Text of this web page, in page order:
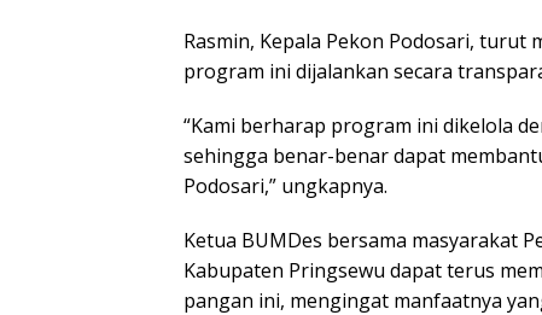
Rasmin, Kepala Pekon Podosari,
program ini dijalankan secara
“Kami berharap program ini dikelola
sehingga benar-benar dapat
Podosari,” ungkapnya.
Ketua BUMDes bersama masyarakat
Kabupaten Pringsewu dapat terus
pangan ini, mengingat manfaatnya